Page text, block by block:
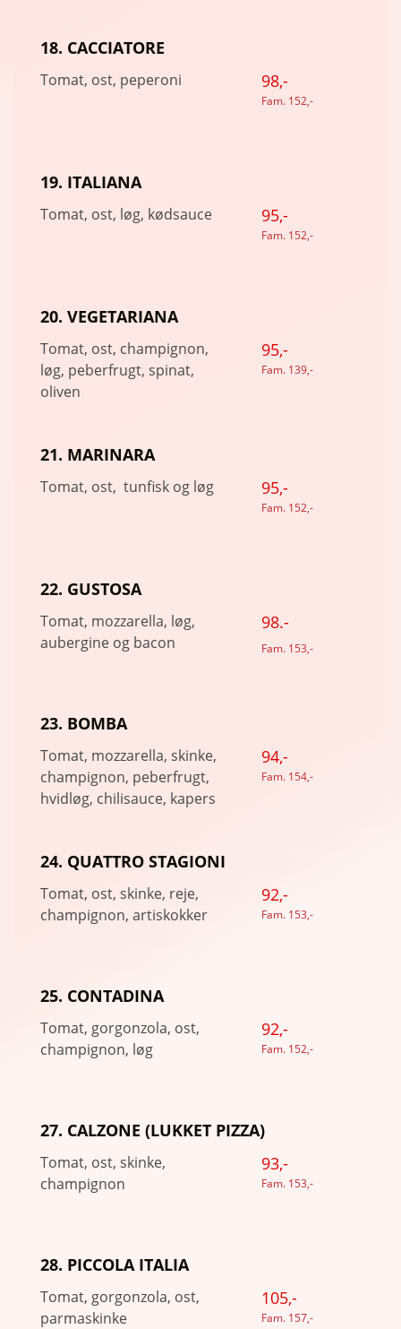
18. CACCIATORE
Tomat, ost, peperoni 98,-
Fam. 152,-
19. ITALIANA
Tomat, ost, løg, kødsauce 95,-
Fam. 152,-
20. VEGETARIANA
Tomat, ost, champignon,
løg, peberfrugt, spinat,
oliven
95,-
Fam. 139,-
21. MARINARA
Tomat, ost, tunfisk og løg 95,-
Fam. 152,-
22. GUSTOSA
Tomat, mozzarella, løg,
aubergine og bacon
98.-
Fam. 153,-
23. BOMBA
Tomat, mozzarella, skinke,
champignon, peberfrugt,
hvidløg, chilisauce, kapers
94,-
Fam. 154,-
24. QUATTRO STAGIONI
Tomat, ost, skinke, reje,
champignon, artiskokker
92,-
Fam. 153,-
25. CONTADINA
Tomat, gorgonzola, ost,
champignon, løg
92,-
Fam. 152,-
27. CALZONE (LUKKET PIZZA)
Tomat, ost, skinke,
champignon
93,-
Fam. 153,-
28. PICCOLA ITALIA
Tomat, gorgonzola, ost,
parmaskinke
105,-
Fam. 157,-